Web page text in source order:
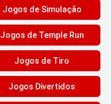
Jogos de Simulação
Jogos de Temple Run
Jogos de Tiro
Jogos Divertidos